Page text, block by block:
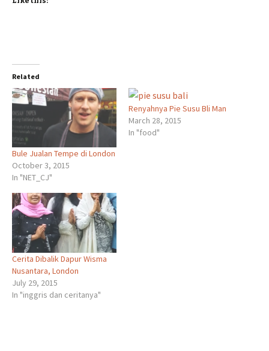
Related
Bule Jualan Tempe di London
October 3, 2015
In "NET_CJ"
Renyahnya Pie Susu Bli Man
March 28, 2015
In "food"
Cerita Dibalik Dapur Wisma
Nusantara, London
July 29, 2015
In "inggris dan ceritanya"